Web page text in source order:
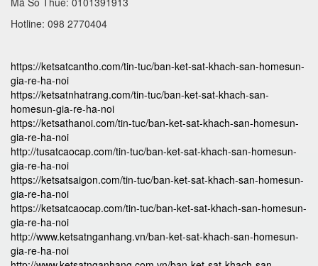
Hotline: 098 2770404
https://ketsatcantho.com/tin-tuc/ban-ket-sat-khach-san-homesun-
gia-re-ha-noi
https://ketsatnhatrang.com/tin-tuc/ban-ket-sat-khach-san-
homesun-gia-re-ha-noi
https://ketsathanoi.com/tin-tuc/ban-ket-sat-khach-san-homesun-
gia-re-ha-noi
http://tusatcaocap.com/tin-tuc/ban-ket-sat-khach-san-homesun-
gia-re-ha-noi
https://ketsatsaigon.com/tin-tuc/ban-ket-sat-khach-san-homesun-
gia-re-ha-noi
https://ketsatcaocap.com/tin-tuc/ban-ket-sat-khach-san-homesun-
gia-re-ha-noi
http://www.ketsatnganhang.vn/ban-ket-sat-khach-san-homesun-
gia-re-ha-noi